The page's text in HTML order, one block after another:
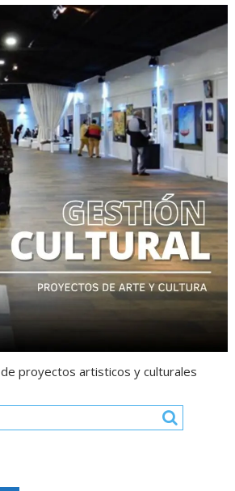
proyectos artisticos y culturales